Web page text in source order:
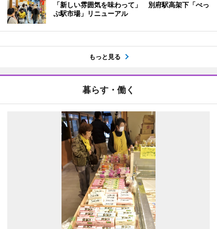
「新しい雰囲気を味わって」 別府駅高架下「べっ
ぷ駅市場」リニューアル
もっと見る
暮らす・働く